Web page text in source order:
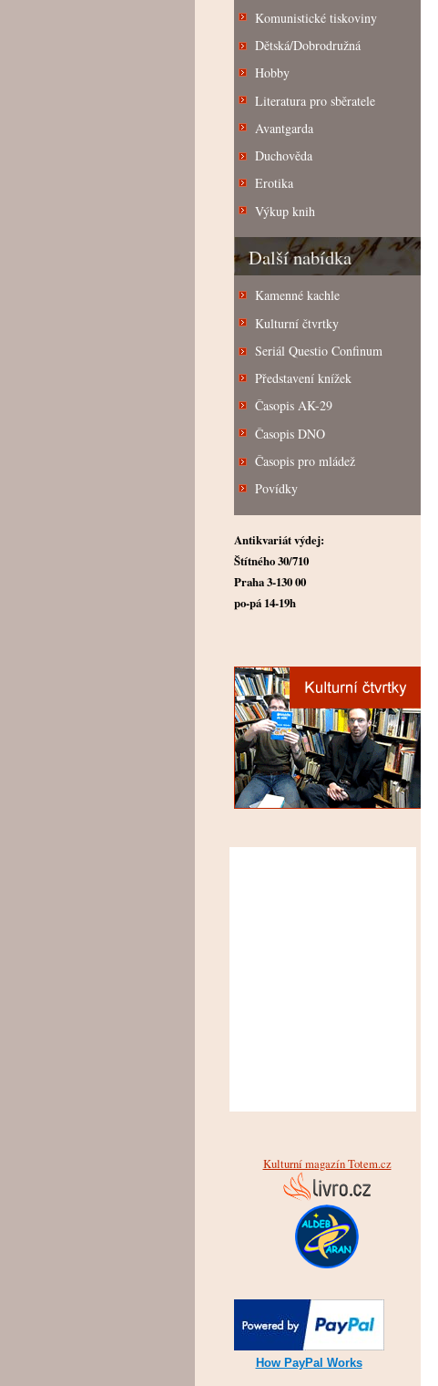
Komunistické tiskoviny
Dětská/Dobrodružná
Hobby
Literatura pro sběratele
Avantgarda
Duchověda
Erotika
Výkup knih
Další nabídka
Kamenné kachle
Kulturní čtvrtky
Seriál Questio Confinum
Představení knížek
Časopis AK-29
Časopis DNO
Časopis pro mládež
Povídky
Antikvariát výdej:
Štítného 30/710
Praha 3-130 00
po-pá 14-19h
Kulturní magazín Totem.cz
How PayPal Works